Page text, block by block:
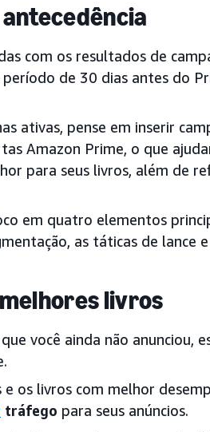
com os resultados de
de 30 dias antes do
ativas, pense em inserir
Amazon Prime, o que
para seus livros, além de
em quatro elementos
as táticas de lance
livros
você ainda não anunciou,
os livros com melhor
tráfego para seus anúncios.